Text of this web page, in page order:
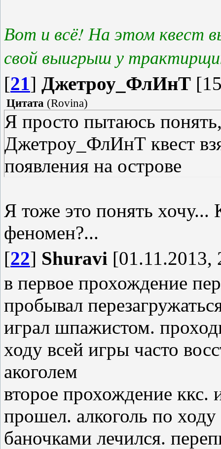
Вот и всё! На этом квест
свой выигрыш у
[21] Джетроу_ФлИнТ
Цитата (Rovina)
Я просто пытаюсь
Джетроу_ФлИнТ квест
появления на острове
Я тоже это понять хочу...
феномен?...
[22] Shuravi [01.11.2013,
в первое прохождение
пробывал
играл шпажистом.
ходу всей игры часто
акоголем
второе прохождение
прошел. алкоголь по
баночками лечился.